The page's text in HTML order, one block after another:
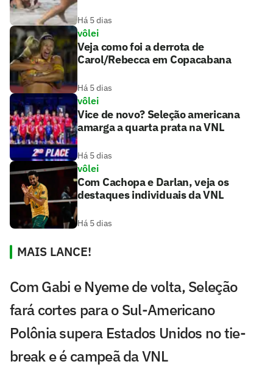
Há 5 dias
vôlei
Veja como foi a derrota de
Carol/Rebecca em Copacabana
Há 5 dias
vôlei
Vice de novo? Seleção americana
amarga a quarta prata na VNL
Há 5 dias
vôlei
Com Cachopa e Darlan, veja os
destaques individuais da VNL
Há 5 dias
MAIS LANCE!
Com Gabi e Nyeme de volta, Seleção
fará cortes para o Sul-Americano
Polônia supera Estados Unidos no tie-
break e é campeã da VNL